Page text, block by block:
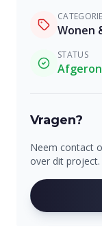
CATEGORIE
Wonen
STATUS
Vragen?
Neem contact
over dit project.